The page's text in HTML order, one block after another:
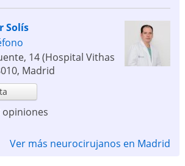
Solís
14 (Hospital Vithas
, Madrid
opiniones
Ver más neurocirujanos en Madrid